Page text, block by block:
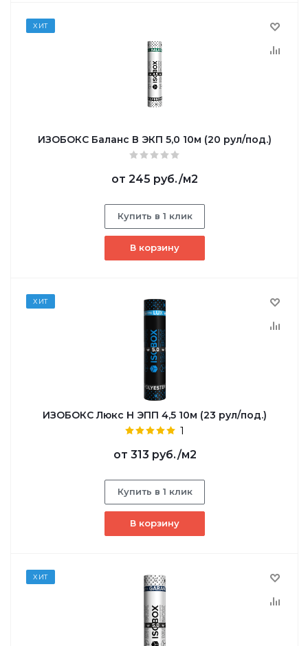
ХИТ
ИЗОБОКС Баланс В ЭКП 5,0 10м (20 рул/под.)
от 245 руб./м2
Купить в 1 клик
В корзину
ХИТ
ИЗОБОКС Люкс Н ЭПП 4,5 10м (23 рул/под.)
1
от 313 руб./м2
Купить в 1 клик
В корзину
ХИТ